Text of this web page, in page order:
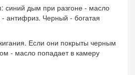
синий дым при разгоне - масло
антифриз. Черный - богатая
Если они покрыты черным
- масло попадает в камеру